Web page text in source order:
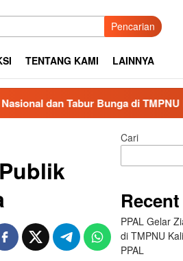
Pencarian
TENTANG KAMI LAINNYA
Bunga di TMPNU Kalibata dalam
Cari
PPAL Gelar
di TMPNU
PPAL